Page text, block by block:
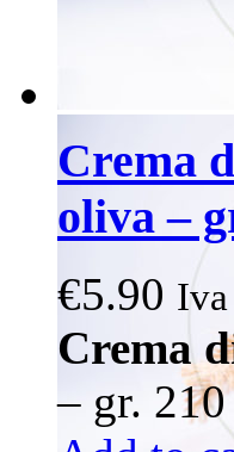
Crema
oliva –
€5.90
Crema
– gr. 210